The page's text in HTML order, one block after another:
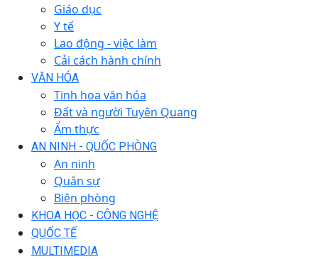
Giáo dục
Y tế
Lao động - việc làm
Cải cách hành chính
VĂN HÓA
Tinh hoa văn hóa
Đất và người Tuyên Quang
Ẩm thực
AN NINH - QUỐC PHÒNG
An ninh
Quân sự
Biên phòng
KHOA HỌC - CÔNG NGHỆ
QUỐC TẾ
MULTIMEDIA